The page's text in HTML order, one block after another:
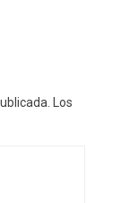
Los